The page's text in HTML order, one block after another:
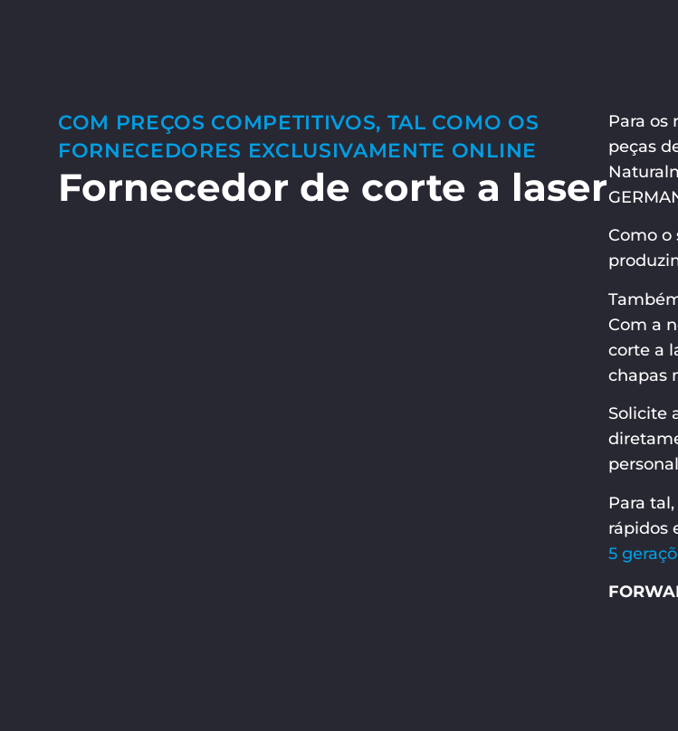
COM PREÇOS COMPETITIVOS, TAL COMO OS
FORNECEDORES EXCLUSIVAMENTE ONLINE
Fornecedor de corte a laser
Para os
peças
Como o
Com a
corte a
chapas
Solicite
Para
rápidos
5